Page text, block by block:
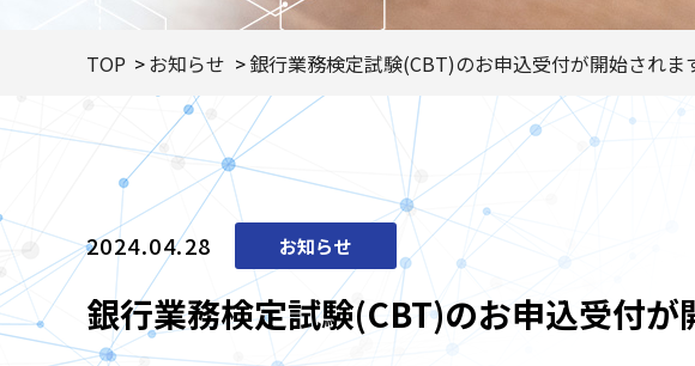
TOP お知らせ 銀行業務検定試験(CBT)のお申込受付が開始されま
2024.04.28 お知らせ
銀行業務検定試験(CBT)のお申込受付が